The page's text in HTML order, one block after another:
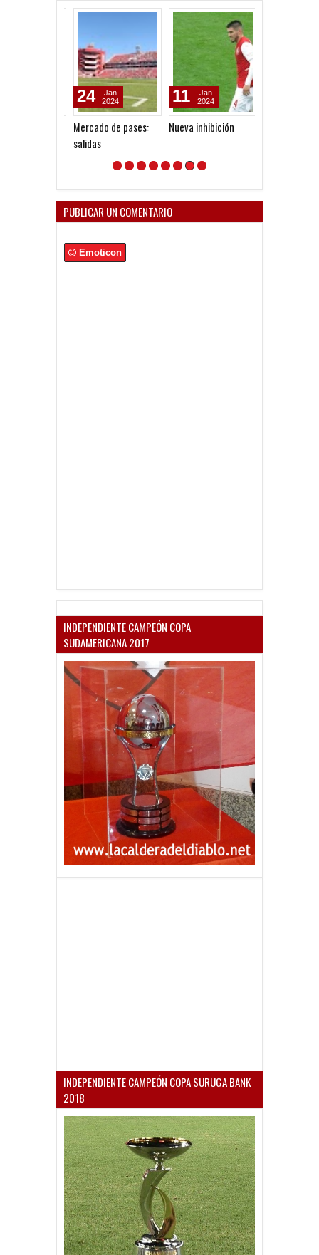
Mercado de pases:
salidas
24
Jan
2024
Nueva inhibición
11
Jan
2024
PUBLICAR UN COMENTARIO
Emoticon
INDEPENDIENTE CAMPEÓN COPA
SUDAMERICANA 2017
INDEPENDIENTE CAMPEÓN COPA SURUGA BANK
2018